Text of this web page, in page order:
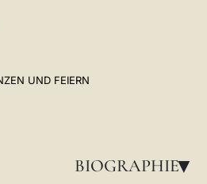
BIOGRAPHIE▸
UND FEIERN